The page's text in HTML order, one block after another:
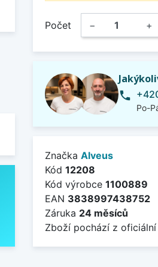
Počet − +
phone
Po-
Značka Alveus
Kód 12208
Kód výrobce 1100889
EAN 3838997438752
Záruka 24 měsíců
Zboží pochází z